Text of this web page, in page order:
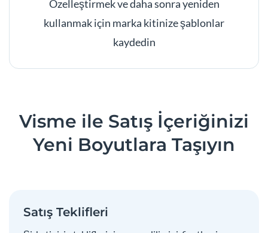
Özelleştirmek ve daha sonra yeniden
kullanmak için marka kitinize şablonlar
kaydedin
Visme ile Satış İçeriğinizi
Yeni Boyutlara Taşıyın
Satış Teklifleri